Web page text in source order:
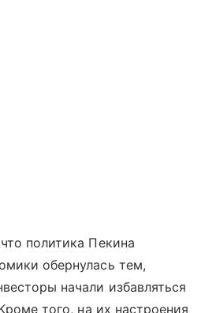
политика Пекина
обернулась тем,
начали избавляться
того, на их настроения